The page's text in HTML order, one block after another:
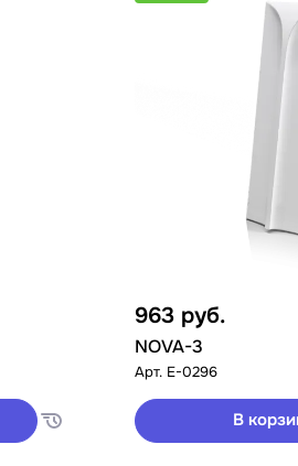
963 руб.
NOVA-3
Арт. E-0296
В